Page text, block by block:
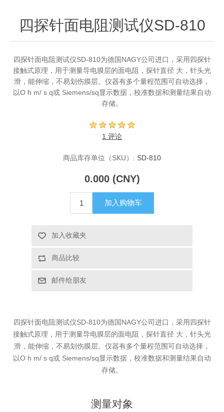
太阳模拟器
X射线类
客户伙伴计划
四探针面电阻测试仪SD-810
四探针面电阻测试仪SD-810为德国NAGY公司进口，采用四探针
接触式原理，用于测量导电膜层的面电阻，探针直径 大，针头光
滑，能伸缩，不易划伤膜层。仪器有多个量程范围可自动选择，
以O h m/ s q或 Siemens/sq显示数据，校准数据和测量结果自动
存储。
1 评论
商品库存单位（SKU）: SD-810
0.000 (CNY)
加入购物车
加入收藏夹
商品比较
邮件给朋友
四探针面电阻测试仪SD-810为德国NAGY公司进口，采用四探针
接触式原理，用于测量导电膜层的面电阻，探针直径 大，针头光
滑，能伸缩，不易划伤膜层。仪器有多个量程范围可自动选择，
以O h m/ s q或 Siemens/sq显示数据，校准数据和测量结果自动
存储。
测量对象